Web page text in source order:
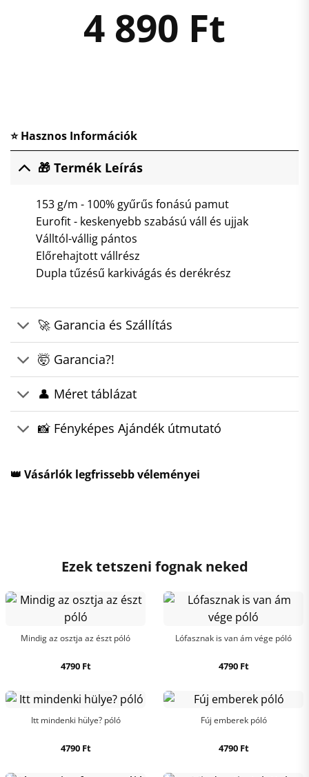
4 890 Ft
⭐ Hasznos Információk
🎁 Termék Leírás
153 g/m - 100% gyűrűs fonású pamut
Eurofit - keskenyebb szabású váll és ujjak
Válltól-vállig pántos
Előrehajtott vállrész
Dupla tűzésű karkivágás és derékrész
🚀 Garancia és Szállítás
🤯 Garancia?!
👤 Méret táblázat
📸 Fényképes Ajándék útmutató
👑 Vásárlók legfrissebb véleményei
Ezek tetszeni fognak neked
Mindig az osztja az észt póló
4790 Ft
Lófasznak is van ám vége póló
4790 Ft
Itt mindenki hülye? póló
4790 Ft
Fúj emberek póló
4790 Ft